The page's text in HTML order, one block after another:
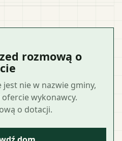
rozmową o
nie w nazwie gminy,
wykonawcy.
o dotacji.